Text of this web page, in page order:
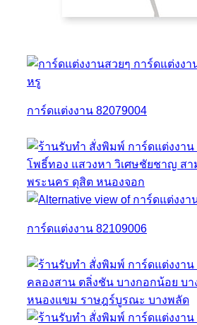
การ์ดแต่งงาน 82079004
การ์ดแต่งงาน 82109006